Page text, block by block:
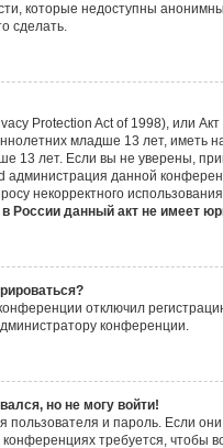
которые недоступны
сделать.
Protection Act of 1998), или
младше 13 лет, иметь
13 лет. Если вы не уверены,
администрация данной
некорректного
России данный акт не имеет
отключил
конференции.
но не могу войти!
пользователя и пароль. Если
требуется, чтобы